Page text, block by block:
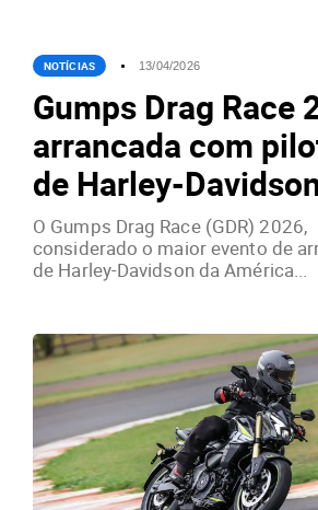
NOTÍCIAS 13/04/2026
Gumps Drag Race
arrancada com
de Harley-
O Gumps Drag Race (GDR) 2026,
considerado o maior evento de
de Harley-Davidson da América...